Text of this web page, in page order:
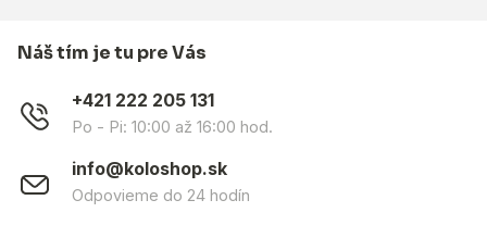
Náš tím je tu pre Vás
+421 222 205 131
Po - Pi: 10:00 až 16:00 hod.
info@koloshop.sk
Odpovieme do 24 hodín